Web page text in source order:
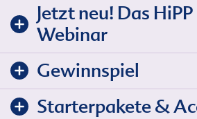
Jetzt neu! Das
Webinar
Gewinnspiel
Starterpakete &